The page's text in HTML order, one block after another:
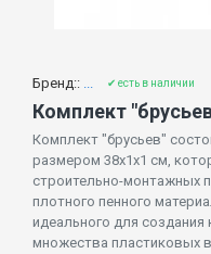
Бренд:: ✔ есть в наличии
Комплект
Комплект "брусьев"
размером 38х1х1 см,
строительно-монтажных
плотного пенного
идеального для
множества пластиковых в..